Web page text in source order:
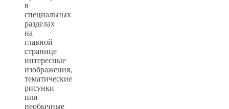
в
специальных
разделах
на
главной
странице
интересные
изображения,
тематические
рисунки
или
необычные